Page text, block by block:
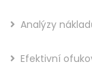
Analýzy
Efektivní